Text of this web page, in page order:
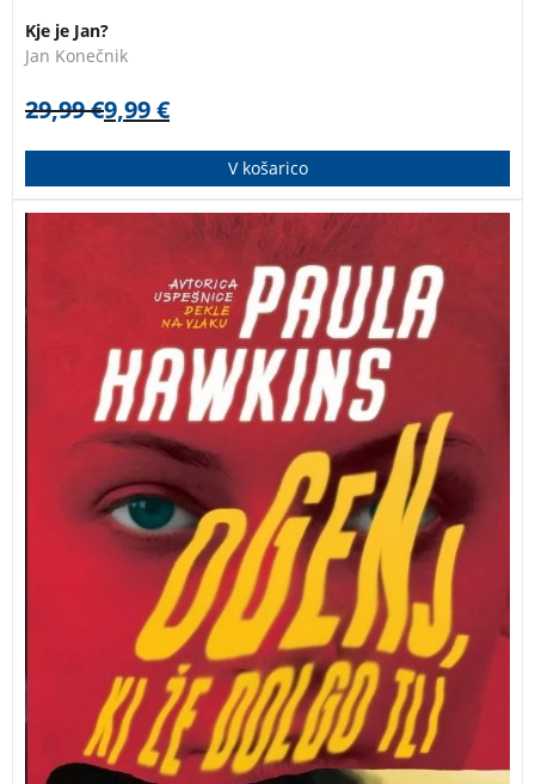
Kje je Jan?
Jan Konečnik
29,99€9,99€
V košarico
Nov roman Paule Hawkins, avtorice uspešnic Dekle na
vlaku in Pod gladino. Knjiga se je takoj po izidu
povzpela na lestvice najbolj prodajanih knjig v Veliki
Britaniji in ZDA.